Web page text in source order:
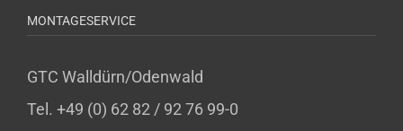
MONTAGESERVICE
GTC Walldürn/Odenwald
Tel. +49 (0) 62 82 / 92 76 99-0